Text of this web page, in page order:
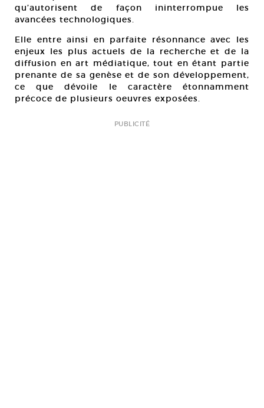
qu’autorisent de façon ininterrompue les
avancées technologiques.
Elle entre ainsi en parfaite résonnance avec les
enjeux les plus actuels de la recherche et de la
diffusion en art médiatique, tout en étant partie
prenante de sa genèse et de son développement,
ce que dévoile le caractère étonnamment
précoce de plusieurs oeuvres exposées.
PUBLICITÉ